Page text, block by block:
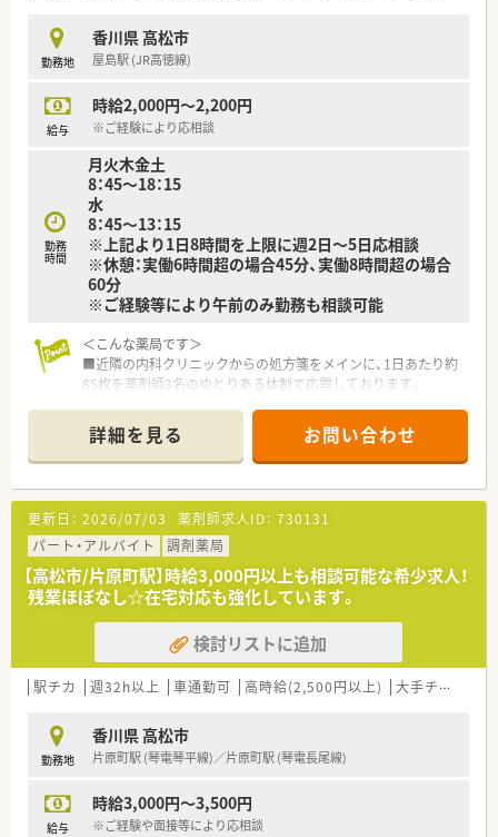
ます。
■処方箋は約50枚/日です。
■定期的に薬剤師自らが勉強会を企画し開催しています。
■経験の浅い方でも、現場のベテラン薬剤師さんが教育してくれ
＜法人特徴＞
■香川県内に複数店舗展開する調剤薬局です。
応援体制も整っているため休みの融通が利きやすいことも魅
力。
■社長も女性の方で、子育て中の方も多く活躍されています。
■それぞれの目標に合わせて、キャリアアップが行える様な
研修制度やフォロー体制が整っています。
（例：インフルエンザ予防接種全額補助、産前産後休暇、育児休
業、
資格取得支援制度、制服貸与、等々…）
＜こんな方にもオススメ＞
■経験が浅くても調剤薬局で勤務してスキルアップしたい方
■単科より複数科目応需している環境では勉強したい方
等々…
少しでも気になった方はお問い合わせくださいませ
勤務地
香川県 高松市
屋島駅 (JR高徳線)
給与
時給2,000円～2,200円
※ご経験により応相談
勤務
時間
月火木金土
8：45～18：15
水
8：45～13：15
※上記より1日8時間を上限に週2日～5日応相談
※休憩：実働6時間超の場合45分、実働8時間超の場合
60分
※ご経験等により午前のみ勤務も相談可能
＜こんな薬局です＞
■近隣の内科クリニックからの処方箋をメインに、1日あたり約
85枚を薬剤師3名のゆとりある体制で応需しております。
可能となっており毎日の通勤も非常に便利で快適な環境です。
■白い外壁と青い屋根が特徴的な平屋建ての可愛らしい店舗で、
地域の患者様に親しまれる地域密着型の温かい薬局です。
＜こんな企業です＞
■香川県内をはじめとして四国地方に広く店舗を展開しており、
医療や福祉や教育など多角的に事業を運営している法人です。
■スポーツファーマシストなどの各種資格取得にも積極的に取
り組んでおり、スタッフの自己研鑽をしっかりと支援していま
す。
■産前産後休暇や育児休暇の取得率は100パーセントを誇って
おり、子育て中の方でも安心して長く働ける環境が整っていま
す。
■勤務条件は相談できますので、ご経験によっては午前中のみの
勤務など柔軟な働き方にも対応しております。
■複数店舗を展開している強みを活かした応援体制も充実して
■多角的な事業を展開する安定した法人基盤があるため、将来に
対する不安を感じることなく業務に集中できるおすすめの環境
詳細を見る お問い合わせ
更新日： 2026/07/03 薬剤師求人ID： 730131
パート・アルバイト
調剤薬局
【高松市/片原町駅】時給3,000円以上も相談可能な希少求人！
残業ほぼなし☆在宅対応も強化しています。
検討リストに追加
駅チカ 週32h以上 車通勤可 高時給(2,500円以上) 大手チェーン以外
勤務地
香川県 高松市
片原町駅 (琴電琴平線)／片原町駅 (琴電長尾線)
給与
時給3,000円～3,500円
※ご経験や面接等により応相談